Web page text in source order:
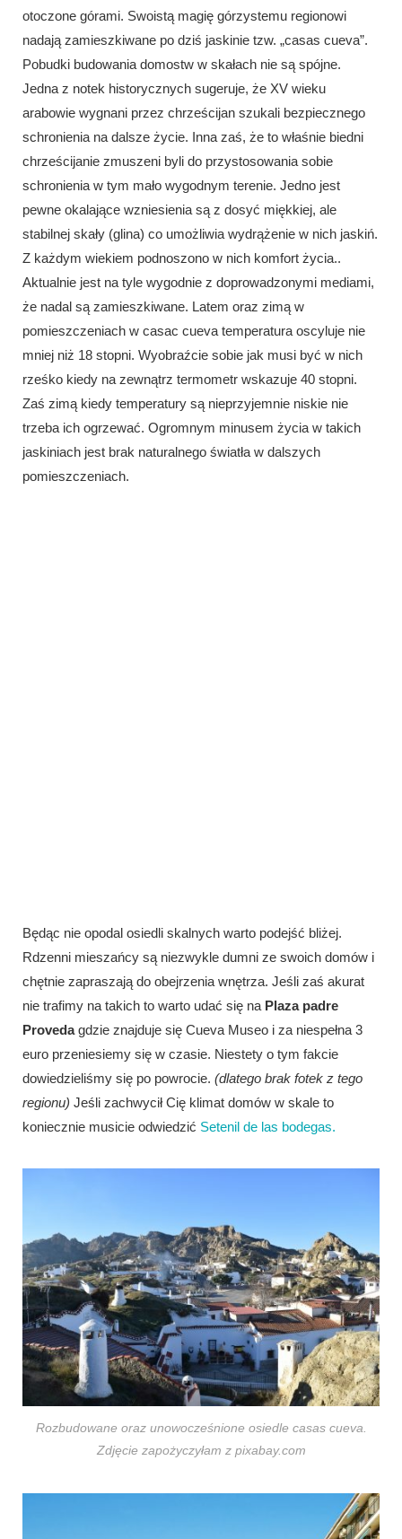
otoczone górami. Swoistą magię górzystemu regionowi
nadają zamieszkiwane po dziś jaskinie tzw. „casas cueva”.
Pobudki budowania domostw w skałach nie są spójne.
Jedna z notek historycznych sugeruje, że XV wieku
arabowie wygnani przez chrześcijan szukali bezpiecznego
schronienia na dalsze życie. Inna zaś, że to właśnie biedni
chrześcijanie zmuszeni byli do przystosowania sobie
schronienia w tym mało wygodnym terenie. Jedno jest
pewne okalające wzniesienia są z dosyć miękkiej, ale
stabilnej skały (glina) co umożliwia wydrążenie w nich jaskiń.
Z każdym wiekiem podnoszono w nich komfort życia..
Aktualnie jest na tyle wygodnie z doprowadzonymi mediami,
że nadal są zamieszkiwane. Latem oraz zimą w
pomieszczeniach w casac cueva temperatura oscyluje nie
mniej niż 18 stopni. Wyobraźcie sobie jak musi być w nich
rześko kiedy na zewnątrz termometr wskazuje 40 stopni.
Zaś zimą kiedy temperatury są nieprzyjemnie niskie nie
trzeba ich ogrzewać. Ogromnym minusem życia w takich
jaskiniach jest brak naturalnego światła w dalszych
pomieszczeniach.
Będąc nie opodal osiedli skalnych warto podejść bliżej.
Rdzenni mieszańcy są niezwykle dumni ze swoich domów i
chętnie zapraszają do obejrzenia wnętrza. Jeśli zaś akurat
nie trafimy na takich to warto udać się na Plaza padre
Provedagdzie znajduje się Cueva Museo i za niespełna 3
euro przeniesiemy się w czasie. Niestety o tym fakcie
dowiedzieliśmy się po powrocie. (dlatego brak fotek z tego
regionu) Jeśli zachwycił Cię klimat domów w skale to
koniecznie musicie odwiedzić Setenil de las bodegas.
Rozbudowane oraz unowocześnione osiedle casas cueva.
Zdjęcie zapożyczyłam z pixabay.com